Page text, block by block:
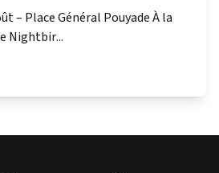
– Place Général Pouyade À la
Nightbir...